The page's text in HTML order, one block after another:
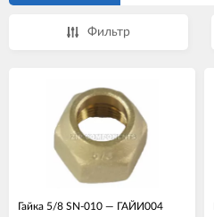
Фильтр
Гайка 5/8 SN-010 — ГАЙИ004